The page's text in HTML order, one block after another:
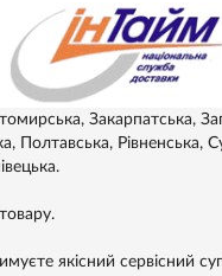
Закарпатська,
Полтавська, Рівненська,
якісний сервісний